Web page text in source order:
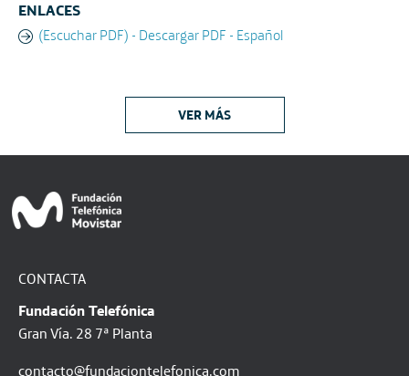
ENLACES
(Escuchar PDF) - Descargar PDF - Español
VER MÁS
CONTACTA
Fundación Telefónica
Gran Vía. 28 7ª Planta
contacto@fundaciontelefonica.com